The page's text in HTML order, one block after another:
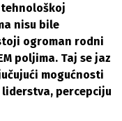
nisu bile
ogroman rodni
poljima. Taj se jaz
mogućnosti
percepciju